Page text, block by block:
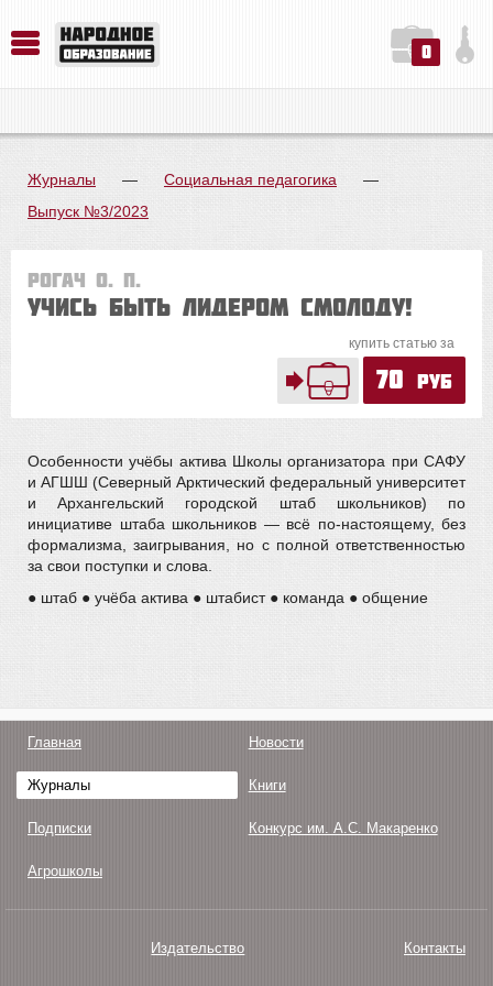
0
Журналы — Социальная педагогика
—
Выпуск №3/2023
Рогач О. П.
Учись быть лидером смолоду!
купить статью за
70 руб
Особенности учёбы актива Школы организатора при САФУ
и АГШШ (Северный Арктический федеральный университет
и Архангельский городской штаб школьников) по
инициативе штаба школьников — всё по-настоящему, без
формализма, заигрывания, но с полной ответственностью
за свои поступки и слова.
● штаб ● учёба актива ● штабист ● команда ● общение
Главная Новости
Журналы Книги
Подписки Конкурс им. А.С. Макаренко
Агрошколы
Издательство Контакты